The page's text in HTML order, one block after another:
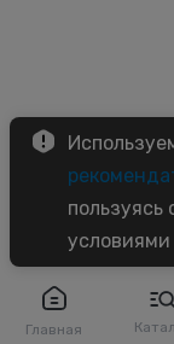
Главная
пользуясь
условиями